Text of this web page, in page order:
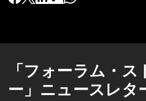
「フォーラム・ス
ー」ニュースレタ